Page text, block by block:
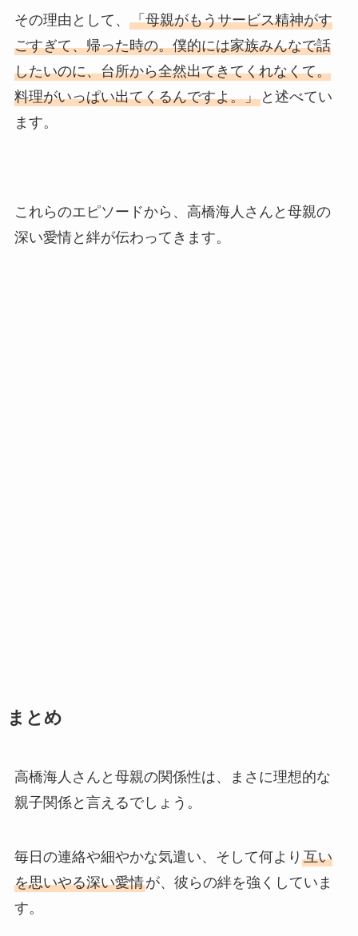
その理由として、 「母親がもうサービス精神がす
ごすぎて、帰った時の。僕的には家族みんなで話
したいのに、台所から全然出てきてくれなくて。
料理がいっぱい出てくるんですよ。」と述べてい
ます。
これらのエピソードから、高橋海人さんと母親の
深い愛情と絆が伝わってきます。
まとめ
高橋海人さんと母親の関係性は、まさに理想的な
親子関係と言えるでしょう。
毎日の連絡や細やかな気遣い、そして何より 互い
を思いやる深い愛情が、彼らの絆を強くしていま
す。